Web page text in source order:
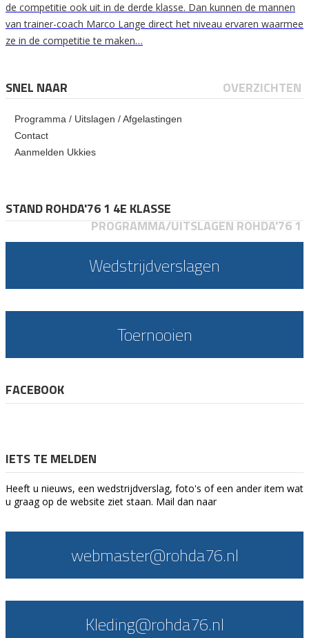
de competitie ook uit in de derde klasse. Dan kunnen de mannen
van trainer-coach Marco Lange direct het niveau ervaren waarmee
ze in de competitie te maken…
SNEL NAAR OVERZICHTEN
Programma / Uitslagen / Afgelastingen
Contact
Aanmelden Ukkies
STAND ROHDA'76 1 4E KLASSE
PROGRAMMA/UITSLAGEN ROHDA'76 1
Wedstrijdverslagen
Toernooien
FACEBOOK
IETS TE MELDEN
Heeft u nieuws, een wedstrijdverslag, foto's of een ander item wat
u graag op de website ziet staan. Mail dan naar
webmaster@rohda76.nl
Kleding@rohda76.nl